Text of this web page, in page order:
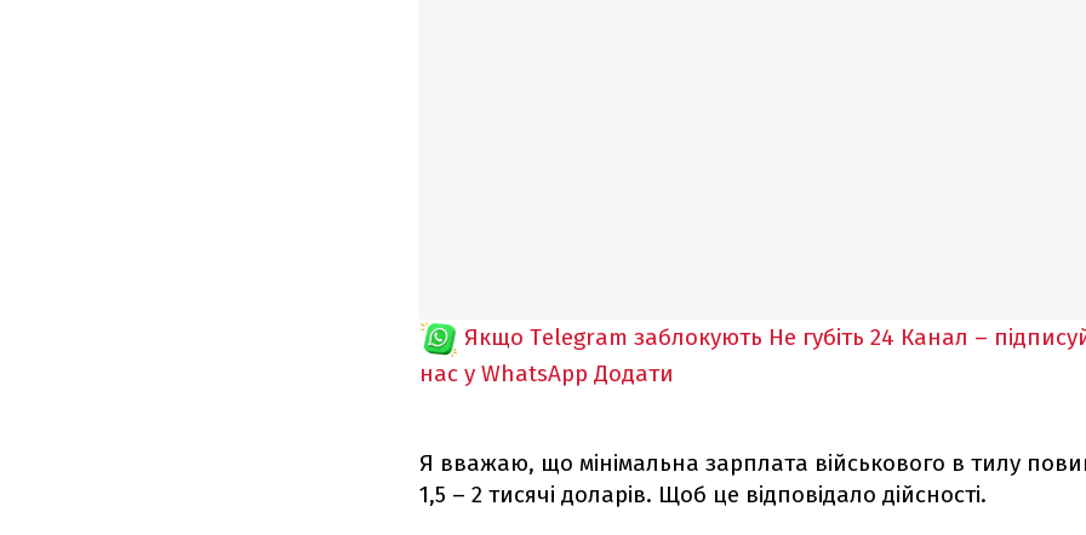
Якщо Telegram заблокують Не губіть 24 Канал –
нас у WhatsApp Додати
Я вважаю, що мінімальна зарплата військового в тилу
1,5 – 2 тисячі доларів. Щоб це відповідало дійсності.